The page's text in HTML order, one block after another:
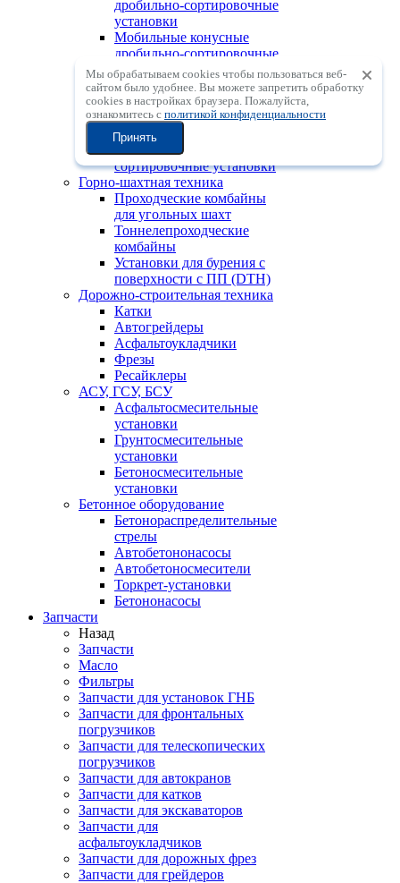
дробильно-сортировочные
установки
Мобильные конусные
дробильно-сортировочные
установки
Мобильные
центробежные
дробильные установки с
вертикальным валом
Мобильные
сортировочные установки
Горно-шахтная техника
Проходческие комбайны
для угольных шахт
Тоннелепроходческие
комбайны
Установки для бурения с
поверхности с ПП (DTH)
Дорожно-строительная техника
Катки
Автогрейдеры
Асфальтоукладчики
Фрезы
Ресайклеры
АСУ, ГСУ, БСУ
Асфальтосмесительные
установки
Грунтосмесительные
установки
Бетоносмесительные
установки
Бетонное оборудование
Бетонораспределительные
стрелы
Автобетононасосы
Автобетоносмесители
Торкрет-установки
Бетононасосы
Запчасти
Назад
Запчасти
Масло
Фильтры
Запчасти для установок ГНБ
Запчасти для фронтальных
погрузчиков
Запчасти для телескопических
погрузчиков
Запчасти для автокранов
Запчасти для катков
Запчасти для экскаваторов
Запчасти для
асфальтоукладчиков
Запчасти для дорожных фрез
Запчасти для грейдеров
Мы обрабатываем cookies чтобы пользоваться веб-
сайтом было удобнее. Вы можете запретить обработку
сookies в настройках браузера. Пожалуйста,
ознакомитесь с политикой конфиденциальности
Принять